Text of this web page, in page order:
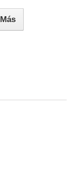
Más